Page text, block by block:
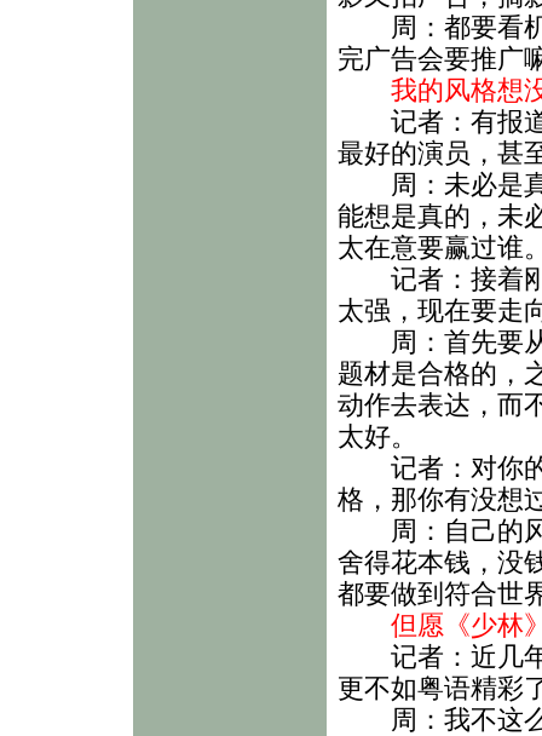
周：都要看机
完广告会要推广
我的风格想
记者：有报道
最好的演员，甚
周：未必是真
能想是真的，未
太在意要赢过谁
记者：接着刚
太强，现在要走
周：首先要从
题材是合格的，
动作去表达，而
太好。
记者：对你的
格，那你有没想
周：自己的风
舍得花本钱，没
都要做到符合世
但愿《少林》
记者：近几年
更不如粤语精彩
周：我不这么